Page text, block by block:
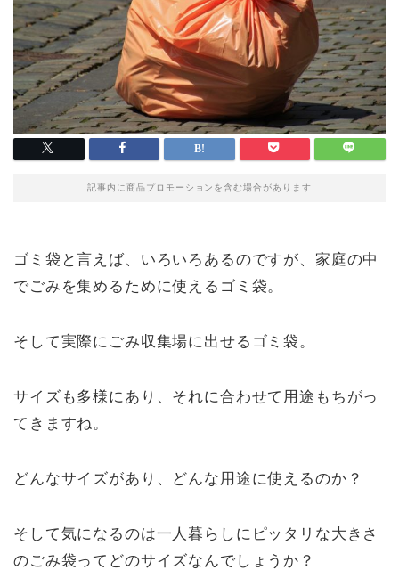
記事内に商品プロモーションを含む場合があります
ゴミ袋と言えば、いろいろあるのですが、家庭の中
でごみを集めるために使えるゴミ袋。
そして実際にごみ収集場に出せるゴミ袋。
サイズも多様にあり、それに合わせて用途もちがっ
てきますね。
どんなサイズがあり、どんな用途に使えるのか？
そして気になるのは一人暮らしにピッタリな大きさ
のごみ袋ってどのサイズなんでしょうか？